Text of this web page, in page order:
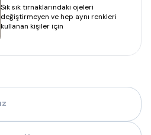
Sık sık tırnaklarındaki ojeleri
değiştirmeyen ve hep aynı renkleri
kullanan kişiler için